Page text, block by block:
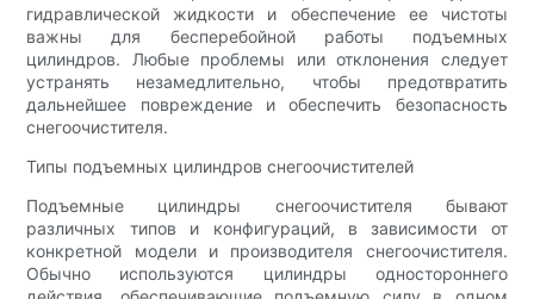
гидравлической жидкости и обеспечение ее чистоты
важны для бесперебойной работы подъемных
цилиндров. Любые проблемы или отклонения следует
устранять незамедлительно, чтобы предотвратить
дальнейшее повреждение и обеспечить безопасность
снегоочистителя.
Типы подъемных цилиндров снегоочистителей
Подъемные цилиндры снегоочистителя бывают
различных типов и конфигураций, в зависимости от
конкретной модели и производителя снегоочистителя.
Обычно используются цилиндры одностороннего